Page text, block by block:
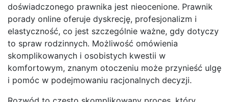
doświadczonego prawnika jest nieocenione. Prawnik
porady online oferuje dyskrecję, profesjonalizm i
elastyczność, co jest szczególnie ważne, gdy dotyczy
to spraw rodzinnych. Możliwość omówienia
skomplikowanych i osobistych kwestii w
komfortowym, znanym otoczeniu może przynieść ulgę
i pomóc w podejmowaniu racjonalnych decyzji.